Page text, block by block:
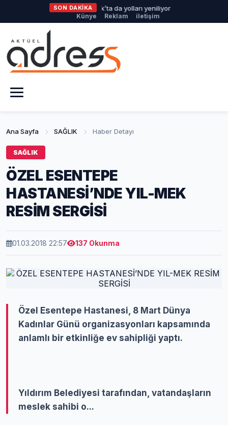
SON DAKİKA
Büyükşehir Harmancık’ta da yolları yeniliyor
Künye Reklam iletişim
Ana Sayfa SAĞLIK Haber Detayı
SAĞLIK
ÖZEL ESENTEPE
HASTANESİ’NDE YIL-MEK
RESİM SERGİSİ
01.03.2018 22:57 137 Okunma
Özel Esentepe Hastanesi, 8 Mart Dünya
Kadınlar Günü organizasyonları kapsamında
anlamlı bir etkinliğe ev sahipliği yaptı.
Yıldırım Belediyesi tarafından, vatandaşların
meslek sahibi o...